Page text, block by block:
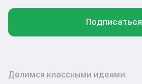
Подписаться
Делимся классными идеями